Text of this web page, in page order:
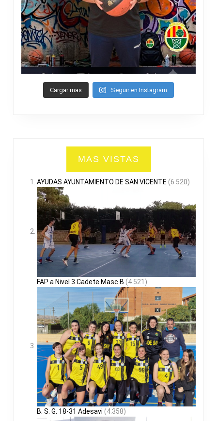
Cargar mas Seguir en Instagram
MAS VISTAS
AYUDAS AYUNTAMIENTO DE SAN VICENTE (6.520)
FAP a Nivel 3 Cadete Masc B (4.521)
B. S. G. 18-31 Adesavi (4.358)